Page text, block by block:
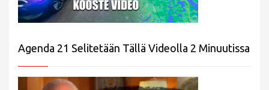
Agenda 21 Selitetään Tällä Videolla 2 Minuutissa